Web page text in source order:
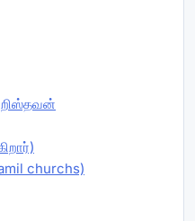
churchs)